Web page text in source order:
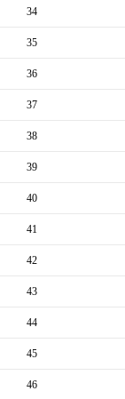
34
35
36
37
38
39
40
41
42
43
44
45
46